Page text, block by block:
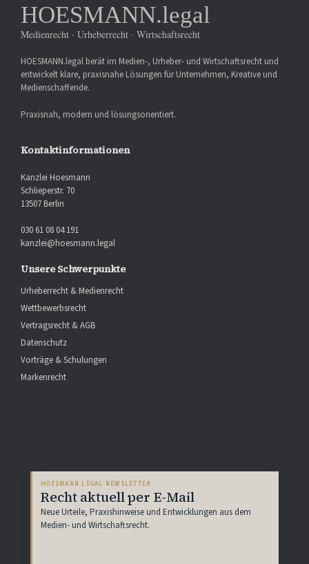
HOESMANN.legal
Medienrecht · Urheberrecht · Wirtschaftsrecht
HOESMANN.legal berät im Medien-, Urheber- und Wirtschaftsrecht und
entwickelt klare, praxisnahe Lösungen für Unternehmen, Kreative und
Medienschaffende.
Praxisnah, modern und lösungsorientiert.
Kontaktinformationen
Kanzlei Hoesmann
Schlieperstr. 70
13507 Berlin
030 61 08 04 191
kanzlei@hoesmann.legal
Unsere Schwerpunkte
Urheberrecht & Medienrecht
Wettbewerbsrecht
Vertragsrecht & AGB
Datenschutz
Vorträge & Schulungen
Markenrecht
HOESMANN.LEGAL NEWSLETTER
Recht aktuell per E-Mail
Neue Urteile, Praxishinweise und Entwicklungen aus dem
Medien- und Wirtschaftsrecht.